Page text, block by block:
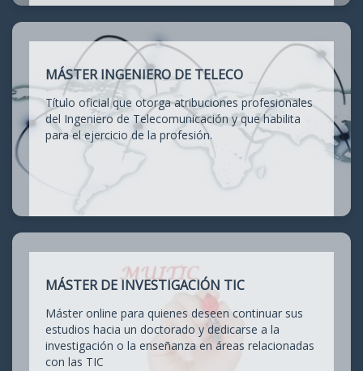
MÁSTER INGENIERO DE TELECO
Título oficial que otorga atribuciones profesionales
del Ingeniero de Telecomunicación y que habilita
para el ejercicio de la profesión.
MÁSTER DE INVESTIGACIÓN TIC
Máster online para quienes deseen continuar sus
estudios hacia un doctorado y dedicarse a la
investigación o la enseñanza en áreas relacionadas
con las TIC